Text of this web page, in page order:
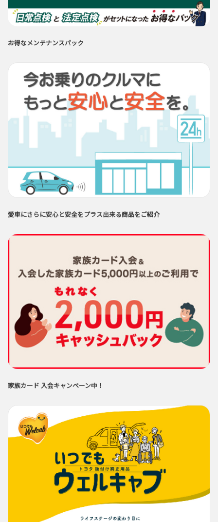
お得なメンテナンスパック
愛車にさらに安心と安全をプラス出来る商品をご紹介
家族カード 入会キャンペーン中！